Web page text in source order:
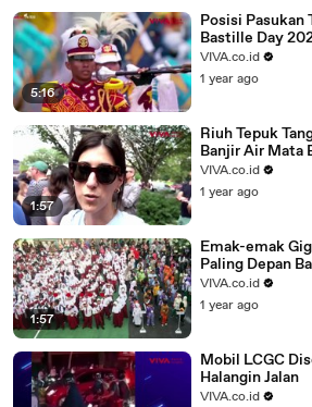
5:16
Posisi Pasukan
Bastille Day
VIVA.co.id
1 year ago
1:57
Riuh Tepuk
Banjir Air Mata
VIVA.co.id
1 year ago
1:57
Emak-emak
Paling Depan
VIVA.co.id
1 year ago
Mobil LCGC
Halangin Jalan
VIVA.co.id